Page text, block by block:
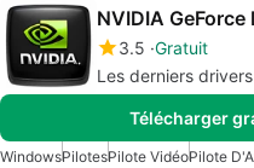
NVIDIA GeForce
3.5 Gratuit
Les derniers
Télécharger
WindowsPilotesPilote VidéoPilote